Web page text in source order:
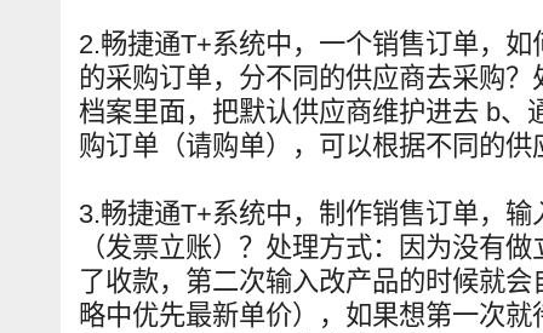
2.畅捷通T+系统中，一个销售订单，
的采购订单，分不同的供应商去采购
档案里面，把默认供应商维护进去 b、
购订单（请购单），可以根据不同的
3.畅捷通T+系统中，制作销售订单，
（发票立账）？处理方式：因为没有
了收款，第二次输入改产品的时候就
略中优先最新单价），如果想第一次